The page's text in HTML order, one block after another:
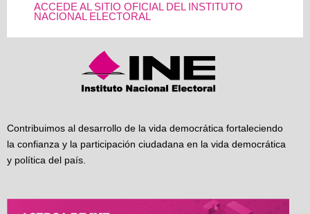
ACCEDE AL SITIO OFICIAL DEL INSTITUTO
NACIONAL ELECTORAL
Contribuimos al desarrollo de la vida democrática fortaleciendo
la confianza y la participación ciudadana en la vida democrática
y política del país.